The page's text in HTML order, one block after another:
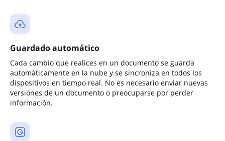
Guardado automático
Cada cambio que realices en un documento se guarda
automáticamente en la nube y se sincroniza en todos los
dispositivos en tiempo real. No es necesario enviar nuevas
versiones de un documento o preocuparse por perder
información.